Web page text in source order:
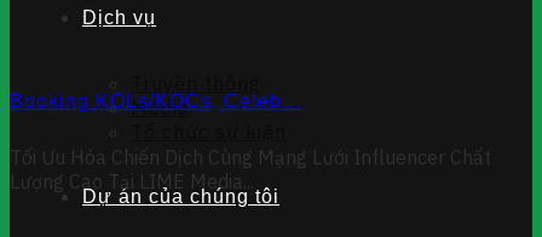
Dịch vụ
Media
Dự án của chúng tôi
Booking KOLs/KOCs, Celeb…
Tối Ưu Hóa Chiến Dịch Cùng Mạng Lưới Influencer Chất
Lượng Cao Tại LIME Media...